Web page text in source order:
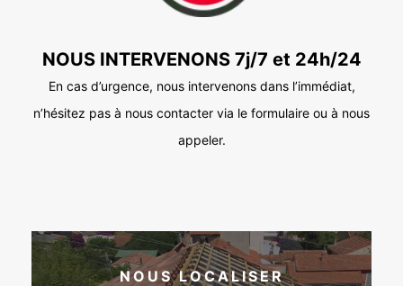
NOUS INTERVENONS 7j/7 et 24h/24
En cas d’urgence, nous intervenons dans l’immédiat,
n’hésitez pas à nous contacter via le formulaire ou à nous
appeler.
NOUS LOCALISER